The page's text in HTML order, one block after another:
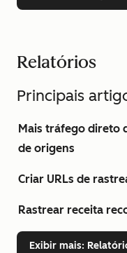
Relatórios
Principais
Mais tráfego direto
de origens
Criar URLs de
Rastrear receita
Exibir mais: